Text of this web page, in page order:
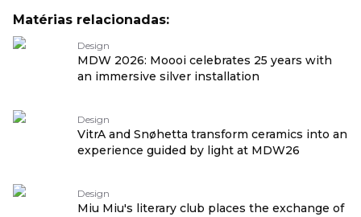
Matérias relacionadas:
Design
MDW 2026: Moooi celebrates 25 years with
an immersive silver installation
Design
VitrA and Snøhetta transform ceramics into an
experience guided by light at MDW26
Design
Miu Miu's literary club places the exchange of